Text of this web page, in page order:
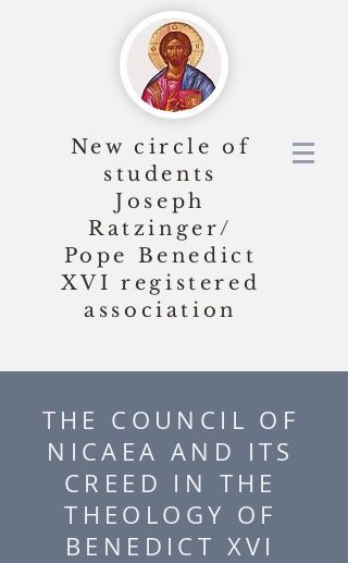
New circle of
students
Joseph
Ratzinger/
Pope Benedict
XVI registered
association
THE COUNCIL OF
NICAEA AND ITS
CREED IN THE
THEOLOGY OF
BENEDICT XVI